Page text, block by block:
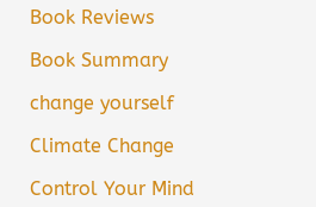
Book Reviews
Book Summary
change yourself
Climate Change
Control Your Mind